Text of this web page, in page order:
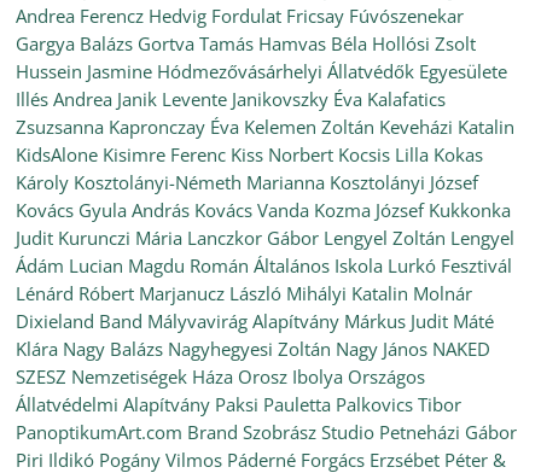
Andrea Ferencz Hedvig Fordulat Fricsay Fúvószenekar
Gargya Balázs Gortva Tamás Hamvas Béla Hollósi Zsolt
Hussein Jasmine Hódmezővásárhelyi Állatvédők Egyesülete
Illés Andrea Janik Levente Janikovszky Éva Kalafatics
Zsuzsanna Kapronczay Éva Kelemen Zoltán Keveházi Katalin
KidsAlone Kisimre Ferenc Kiss Norbert Kocsis Lilla Kokas
Károly Kosztolányi-Németh Marianna Kosztolányi József
Kovács Gyula András Kovács Vanda Kozma József Kukkonka
Judit Kurunczi Mária Lanczkor Gábor Lengyel Zoltán Lengyel
Ádám Lucian Magdu Román Általános Iskola Lurkó Fesztivál
Lénárd Róbert Marjanucz László Mihályi Katalin Molnár
Dixieland Band Mályvavirág Alapítvány Márkus Judit Máté
Klára Nagy Balázs Nagyhegyesi Zoltán Nagy János NAKED
SZESZ Nemzetiségek Háza Orosz Ibolya Országos
Állatvédelmi Alapítvány Paksi Pauletta Palkovics Tibor
PanoptikumArt.com Brand Szobrász Studio Petneházi Gábor
Piri Ildikó Pogány Vilmos Páderné Forgács Erzsébet Péter &